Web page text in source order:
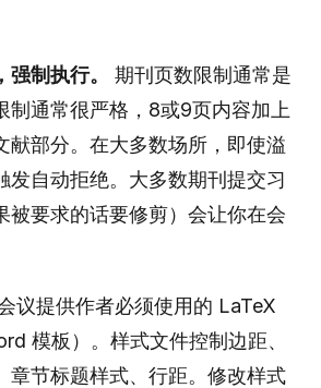
制执行。
期刊页数限制通常是
制通常很严格，8或9页内容加上
献部分。在大多数场所，即使溢
发自动拒绝。大多数期刊提交习
被要求的话要修剪）会让你在会
议提供作者必须使用的 LaTeX
模板）。样式文件控制边距、
章节标题样式、行距。修改样式